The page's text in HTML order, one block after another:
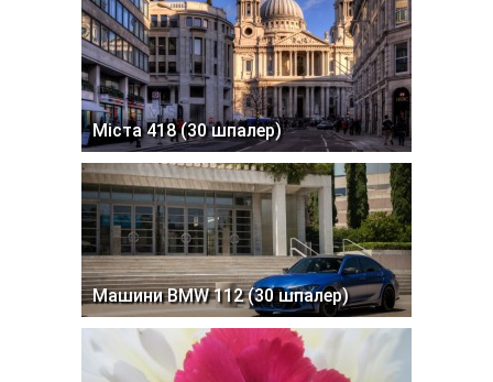
Міста 418 (30 шпалер)
Машини BMW 112 (30 шпалер)